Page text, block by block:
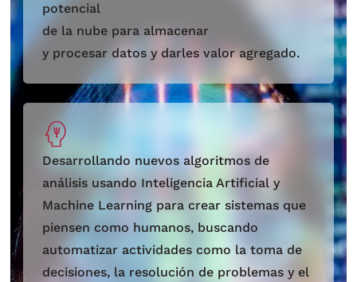
potencial
de la nube para almacenar
y procesar datos y darles valor agregado.
Desarrollando nuevos algoritmos de
análisis usando Inteligencia Artificial y
Machine Learning para crear sistemas que
piensen como humanos, buscando
automatizar actividades como la toma de
decisiones, la resolución de problemas y el